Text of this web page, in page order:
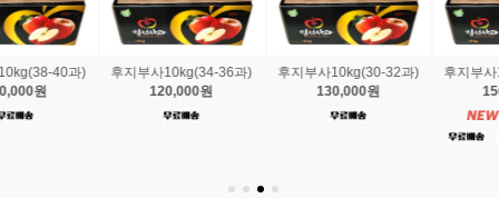
후지부사10kg(30-32과)
후지부사10kg(26-28과)
후지부사5kg정품중과(21